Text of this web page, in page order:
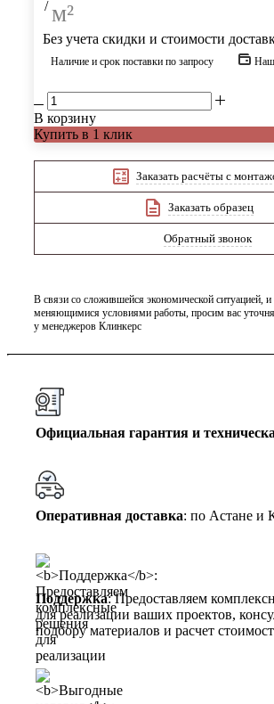
/ м²
Без учета скидки и стоимости
Наличие и срок поставки по запросу
В корзину
Купить в 1 клик
Заказать расчёты с
Заказать образец
Обратный звонок
В связи со сложившейся экономической ситуацией,
меняющимися условиями работы, просим вас
у менеджеров Клинкерс
Официальная гарантия и
Оперативная доставка: по Астане и
Поддержка: Предоставляем
для реализации ваших проектов,
подбору материалов и расчет